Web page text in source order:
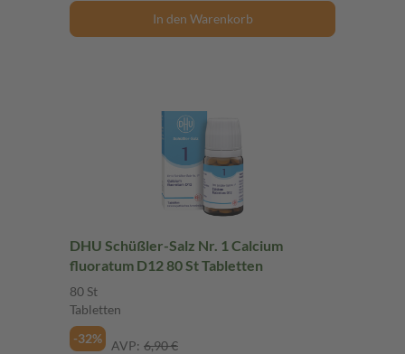
In den Warenkorb
DHU Schüßler-Salz Nr. 1 Calcium
fluoratum D12 80 St Tabletten
80 St
Tabletten
-32%
AVP: 6,90 €